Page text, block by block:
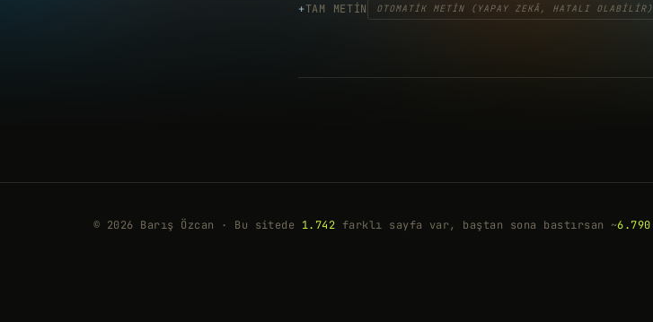
TAM METIN OTOMATIK METIN (YAPAY ZEKÂ, HATALI OLABILIR)
© 2026 Barış Özcan · Bu sitede 1.742 farklı sayfa var, baştan sona bastırsan ~6.790